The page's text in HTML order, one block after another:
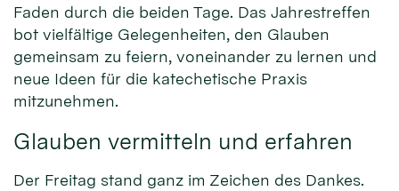
Faden durch die beiden Tage. Das Jahrestreffen
bot vielfältige Gelegenheiten, den Glauben
gemeinsam zu feiern, voneinander zu lernen und
neue Ideen für die katechetische Praxis
mitzunehmen.
Glauben vermitteln und erfahren
Der Freitag stand ganz im Zeichen des Dankes.